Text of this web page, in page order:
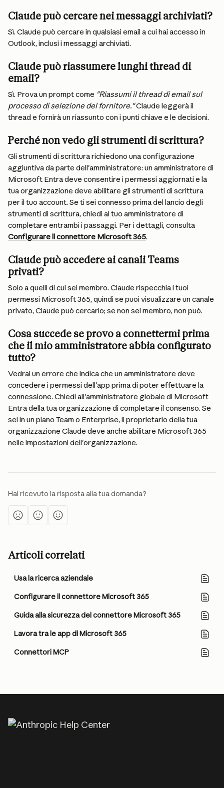
Claude può cercare nei messaggi archiviati?
Sì. Claude può cercare in qualsiasi email a cui hai accesso in
Outlook, inclusi i messaggi archiviati.
Claude può riassumere lunghi thread di
email?
Sì. Prova un prompt come "Riassumi il thread di email sul
processo di selezione del fornitore." Claude leggerà il
thread e fornirà un riassunto con i punti chiave e le decisioni.
Perché non vedo gli strumenti di scrittura?
Gli strumenti di scrittura richiedono una configurazione
aggiuntiva da parte dell'amministratore: un amministratore di
Microsoft Entra deve consentire i permessi aggiornati e la
tua organizzazione deve abilitare gli strumenti di scrittura
per il tuo account. Se ti sei connesso prima del lancio degli
strumenti di scrittura, chiedi al tuo amministratore di
completare entrambi i passaggi. Per i dettagli, consulta
Configurare il connettore Microsoft 365.
Claude può accedere ai canali Teams
privati?
Solo a quelli di cui sei membro. Claude rispecchia i tuoi
permessi Microsoft 365, quindi se puoi visualizzare un canale
privato, Claude può cercarlo; se non sei membro, non può.
Cosa succede se provo a connettermi prima
che il mio amministratore abbia configurato
tutto?
Vedrai un errore che indica che un amministratore deve
concedere i permessi dell'app prima di poter effettuare la
connessione. Chiedi all'amministratore globale di Microsoft
Entra della tua organizzazione di completare il consenso. Se
sei in un piano Team o Enterprise, il proprietario della tua
organizzazione Claude deve anche abilitare Microsoft 365
nelle impostazioni dell'organizzazione.
Hai ricevuto la risposta alla tua domanda?
Articoli correlati
Usa la ricerca aziendale
Configurare il connettore Microsoft 365
Guida alla sicurezza del connettore Microsoft 365
Lavora tra le app di Microsoft 365
Connettori MCP